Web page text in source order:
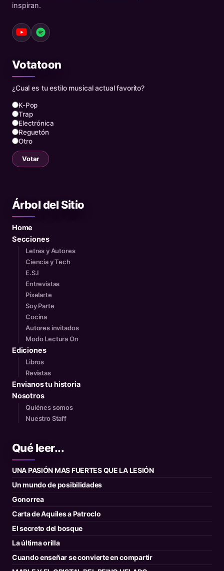
inspiran.
Votatoon
¿Cual es tu estilo musical actual favorito?
K-Pop
Trap
Electrónica
Reguetón
Otro
Votar
Árbol del Sitio
Home
Secciones
Letras y Autores
Ciencia y Tech
E.S.I
Entrevistas
Pixelarte
Soy Parte
Cocina
Autores invitados
Modo Lectura On
Ediciones
Libros
Revistas
Envianos tu historia
Nosotros
Quiénes somos
Nuestro Staff
Qué leer...
UNA PASIÓN MAS FUERTES QUE LA LESIÓN
Un mundo de posibilidades
Gonorrea
Carta de Aquiles a Patroclo
El secreto del bosque
La última orilla
Cuando enseñar se convierte en compartir